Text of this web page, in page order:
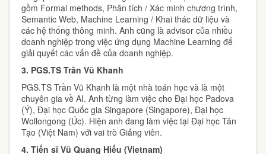
gồm Formal methods, Phân tích / Xác minh chương trình,
Semantic Web, Machine Learning / Khai thác dữ liệu và
các hệ thống thông minh. Anh cũng là advisor của nhiều
doanh nghiệp trong việc ứng dụng Machine Learning để
giải quyết các vấn đề của doanh nghiệp.
3. PGS.TS Trần Vũ Khanh
PGS.TS Trần Vũ Khanh là một nhà toán học và là một
chuyên gia về AI. Anh từng làm việc cho Đại học Padova
(Ý), Đại học Quốc gia Singapore (Singapore), Đại học
Wollongong (Úc). Hiện anh đang làm việc tại Đại học Tân
Tạo (Việt Nam) với vai trò Giảng viên.
4. Tiến sĩ Vũ Quang Hiếu (Vietnam)